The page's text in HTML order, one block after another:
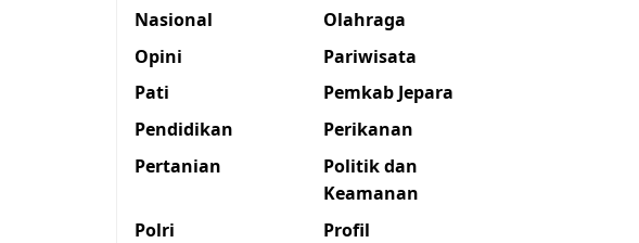
Nasional
Olahraga
Opini
Pariwisata
Pati
Pemkab Jepara
Pendidikan
Perikanan
Pertanian
Politik dan
Keamanan
Polri
Profil